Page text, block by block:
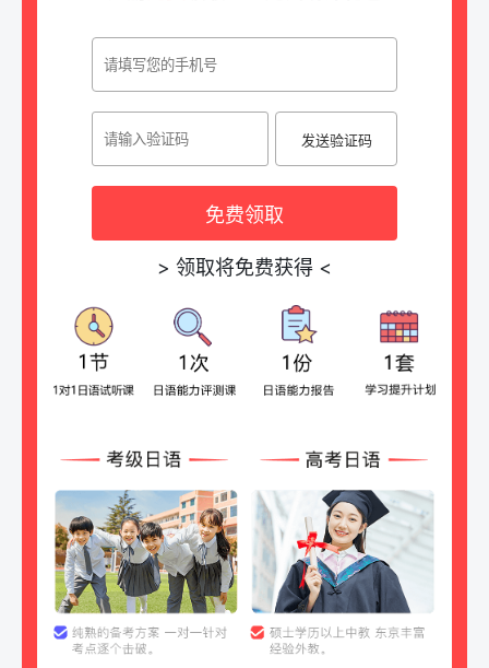
发送验证码
免费领取
> 领取将免费获得 <